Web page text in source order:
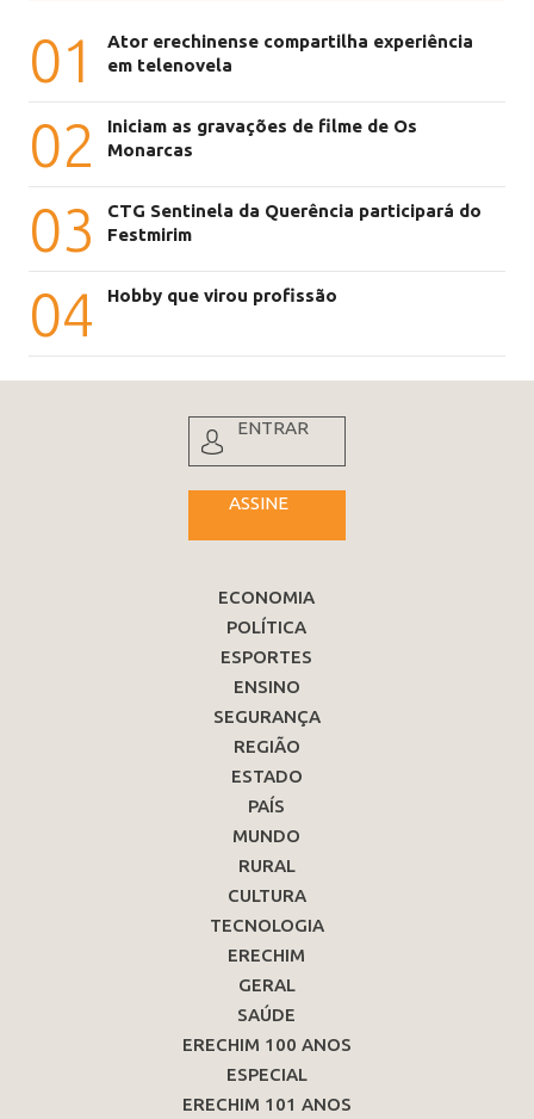
01
Ator erechinense compartilha experiência
em telenovela
02
Iniciam as gravações de filme de Os
Monarcas
03
CTG Sentinela da Querência participará do
Festmirim
04 Hobby que virou profissão
ENTRAR
ASSINE
ECONOMIA
POLÍTICA
ESPORTES
ENSINO
SEGURANÇA
REGIÃO
ESTADO
PAÍS
MUNDO
RURAL
CULTURA
TECNOLOGIA
ERECHIM
GERAL
SAÚDE
ERECHIM 100 ANOS
ESPECIAL
ERECHIM 101 ANOS